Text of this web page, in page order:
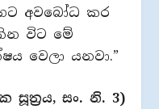
අවබෝධ කර
විට මේ
වෙලා යනවා.”
සූත්‍රය, සං. නි. 3)